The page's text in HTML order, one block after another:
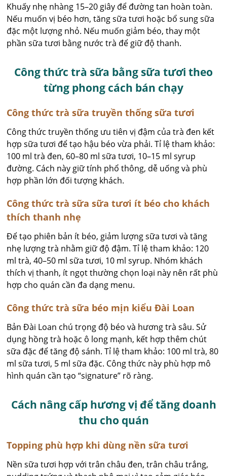
Khuấy nhẹ nhàng 15–20 giây để đường tan hoàn toàn.
Nếu muốn vị béo hơn, tăng sữa tươi hoặc bổ sung sữa
đặc một lượng nhỏ. Nếu muốn giảm béo, thay một
phần sữa tươi bằng nước trà để giữ độ thanh.
Công thức trà sữa bằng sữa tươi theo
từng phong cách bán chạy
Công thức trà sữa truyền thống sữa tươi
Công thức truyền thống ưu tiên vị đậm của trà đen kết
hợp sữa tươi để tạo hậu béo vừa phải. Tỉ lệ tham khảo:
100 ml trà đen, 60–80 ml sữa tươi, 10–15 ml syrup
đường. Cách này giữ tính phổ thông, dễ uống và phù
hợp phần lớn đối tượng khách.
Công thức trà sữa sữa tươi ít béo cho khách
thích thanh nhẹ
Để tạo phiên bản ít béo, giảm lượng sữa tươi và tăng
nhẹ lượng trà nhằm giữ độ đậm. Tỉ lệ tham khảo: 120
ml trà, 40–50 ml sữa tươi, 10 ml syrup. Nhóm khách
thích vị thanh, ít ngọt thường chọn loại này nên rất phù
hợp cho quán cần đa dạng menu.
Công thức trà sữa béo mịn kiểu Đài Loan
Bản Đài Loan chú trọng độ béo và hương trà sâu. Sử
dụng hồng trà hoặc ô long mạnh, kết hợp thêm chút
sữa đặc để tăng độ sánh. Tỉ lệ tham khảo: 100 ml trà, 80
ml sữa tươi, 5 ml sữa đặc. Công thức này phù hợp mô
hình quán cần tạo “signature” rõ ràng.
Cách nâng cấp hương vị để tăng doanh
thu cho quán
Topping phù hợp khi dùng nền sữa tươi
Nền sữa tươi hợp với trân châu đen, trân châu trắng,